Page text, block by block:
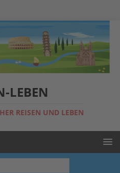
LEBEN
REISEN UND LEBEN